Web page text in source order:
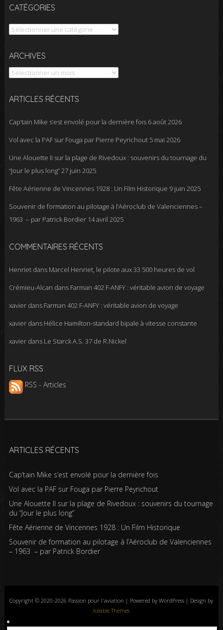
CATÉGORIES
Catégories
ARCHIVES
Archives
ARTICLES RÉCENTS
Cap’tain Mike s’est envolé pour la dernière fois 6 août 2026
Vol avec la PAF sur Fouga par Pierre Peyrichout 5 mai 2026
Une Alouette II sur la plage de Rivedoux : souvenirs du tournage du
“Jour le plus long”27 juin 2025
Fête Aérienne de Vincennes 1928 : Un Film Historique 9 juin 2025
Souvenir de formation au pilotage à l’Aéroclub de Valenciennes –
1963 – par Patrick Bordier 14 avril 2025
COMMENTAIRES RÉCENTS
Henrietdans Marcel Henriet, le pilote aux 33 500 heures de vol
Crémieu-Alcan dans Farman 402 F-ANFY : véritable avion de voyage
xavierdans Farman 402 F-ANFY : véritable avion de voyage
xavierdans Hélice Hamilton-standard bipale à vitesse constante
xavierdans Le Starck A.S. 37 de R.Nickel
FLUX RSS
RSS - Articles
ARTICLES RÉCENTS
Cap’tain Mike s’est envolé pour la dernière fois
Vol avec la PAF sur Fouga par Pierre Peyrichout
Une Alouette II sur la plage de Rivedoux : souvenirs du tournage
du “Jour le plus long”
Fête Aérienne de Vincennes 1928 : Un Film Historique
Souvenir de formation au pilotage à l’Aéroclub de Valenciennes
– 1963 – par Patrick Bordier
Copyright © 2020-2026 Passion pour l'aviation | Powered by WordPress | Design by
Iceable Themes